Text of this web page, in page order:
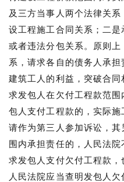
及三方当事人两个法律关
设工程施工合同关系；二
或者违法分包关系。原则
系，请求各自的债务人承
建筑工人的利益，突破合
求发包人在欠付工程款范
包人支付工程款的，实际
请作为第三人参加诉讼，
围内承担责任的，人民法
求发包人支付欠付工程款，
人民法院应当查明发包人